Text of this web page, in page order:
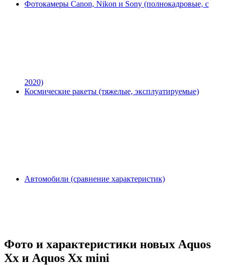
Фотокамеры Canon, Nikon и Sony (полнокадровые, с
2020)
Космические ракеты (тяжелые, эксплуатируемые)
Автомобили (сравнение характеристик)
Фото и характеристики новых Aquos
Xx и Aquos Xx mini